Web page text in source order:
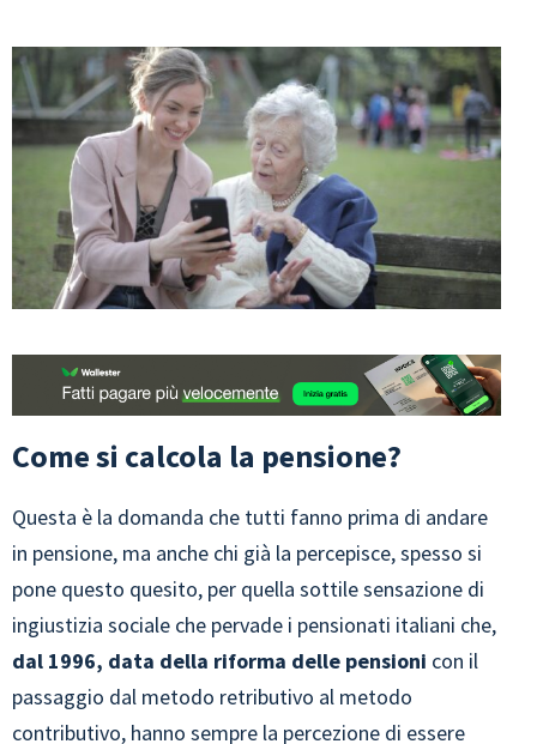
Come si calcola la pensione?
Questa è la domanda che tutti fanno prima di andare
in pensione, ma anche chi già la percepisce, spesso si
pone questo quesito, per quella sottile sensazione di
ingiustizia sociale che pervade i pensionati italiani che,
dal 1996, data della riforma delle pensioni con il
passaggio dal metodo retributivo al metodo
contributivo, hanno sempre la percezione di essere